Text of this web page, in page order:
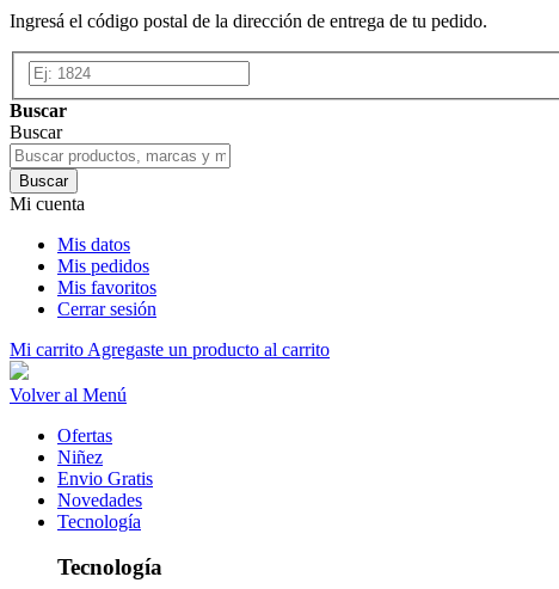
Ingresá el código postal de la dirección de entrega de tu pedido.
Buscar
Buscar
Buscar
Mi cuenta
Mis datos
Mis pedidos
Mis favoritos
Cerrar sesión
Mi carrito Agregaste un producto al carrito
Volver al Menú
Ofertas
Niñez
Envio Gratis
Novedades
Tecnología
Tecnología